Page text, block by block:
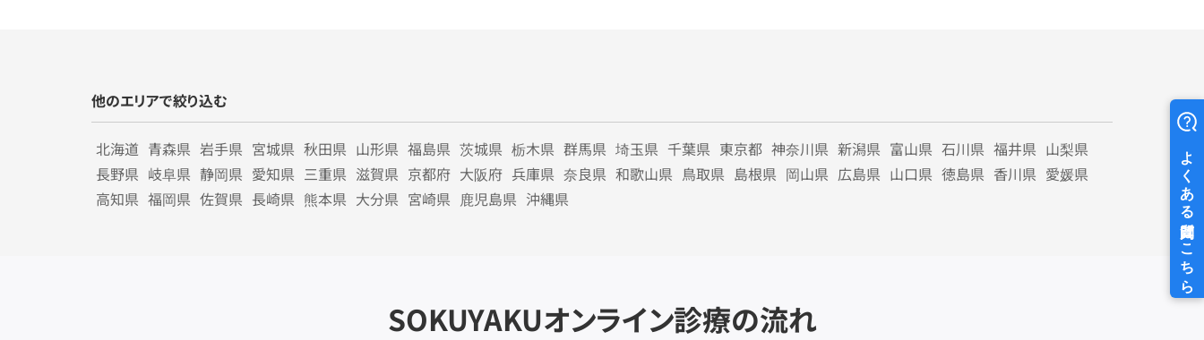
他のエリアで絞り込む
北海道 青森県 岩手県 宮城県 秋田県 山形県 福島県 茨城県 栃木県 群馬県 埼玉県 千葉県 東京都 神奈川県 新潟県 富山県 石川県 福井県 山梨県
長野県 岐阜県 静岡県 愛知県 三重県 滋賀県 京都府 大阪府 兵庫県 奈良県 和歌山県 鳥取県 島根県 岡山県 広島県 山口県 徳島県 香川県 愛媛県
高知県 福岡県 佐賀県 長崎県 熊本県 大分県 宮崎県 鹿児島県 沖縄県
SOKUYAKUオンライン診療の流れ